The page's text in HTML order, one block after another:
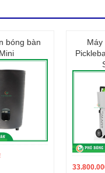
bóng bàn
Mini
Máy